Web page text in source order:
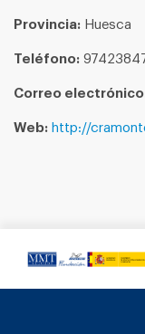
Provincia: Huesca
Teléfono:
Correo
Web: http://